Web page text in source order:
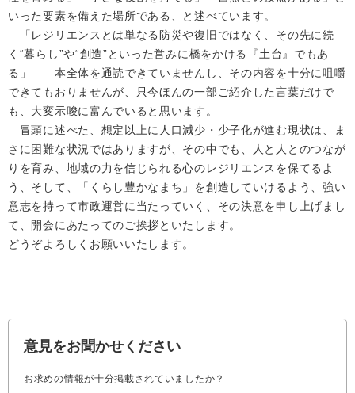
いった要素を備えた場所である、と述べています。
「レジリエンスとは単なる防災や復旧ではなく、その先に続
く“暮らし”や“創造”といった営みに橋をかける『土台』でもあ
る」――本全体を通読できていませんし、その内容を十分に咀嚼
できてもおりませんが、只今ほんの一部ご紹介した言葉だけで
も、大変示唆に富んでいると思います。
冒頭に述べた、想定以上に人口減少・少子化が進む現状は、ま
さに困難な状況ではありますが、その中でも、人と人とのつなが
りを育み、地域の力を信じられる心のレジリエンスを保てるよ
う、そして、「くらし豊かなまち」を創造していけるよう、強い
意志を持って市政運営に当たっていく、その決意を申し上げまし
て、開会にあたってのご挨拶といたします。
どうぞよろしくお願いいたします。
意見をお聞かせください
お求めの情報が十分掲載されていましたか？